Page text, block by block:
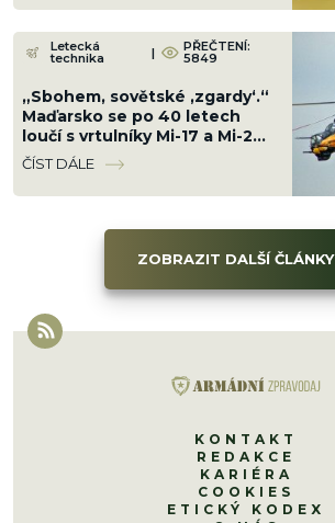
Letecká
technika | PŘEČTENÍ:
5849
„Sbohem, sovětské ‚zgardy‘.“
Maďarsko se po 40 letech
loučí s vrtulníky Mi-17 a Mi-24.
Nahradí je západní za miliardy
ČÍST DÁLE
ZOBRAZIT DALŠÍ ČLÁNKY
KONTAKT
REDAKCE
KARIÉRA
COOKIES
ETICKÝ KODEX